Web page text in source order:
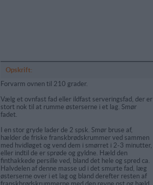
Opskrift:
Forvarm ovnen til 210 grader.
Vælg et ovnfast fad eller ildfast serveringsfad, der er
stort nok til at rumme østerserne i et lag. Smør
fadet.
I en stor gryde lader de 2 spsk. Smør bruse af,
hælder de friske franskbrødskrummer ved sammen
med hvidløget og vend dem i smørret i 2-3 minutter,
eller indtil de er sprøde og gyldne. Hæld den
finthakkede persille ved, bland det hele og spred ca.
Halvdelen af denne masse ud i det smurte fad, læg
østerserne over i et lag og bland derefter resten af